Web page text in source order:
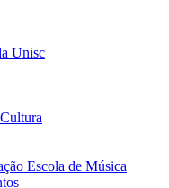
Unisc
Escola de Música